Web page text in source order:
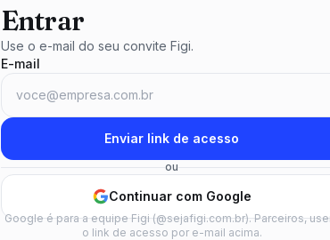
Entrar
Use o e-mail do seu convite Figi.
E-mail
Enviar link de acesso
ou
Continuar com Google
Google é para a equipe Figi (@sejafigi.com.br). Parceiros,
o link de acesso por e-mail acima.